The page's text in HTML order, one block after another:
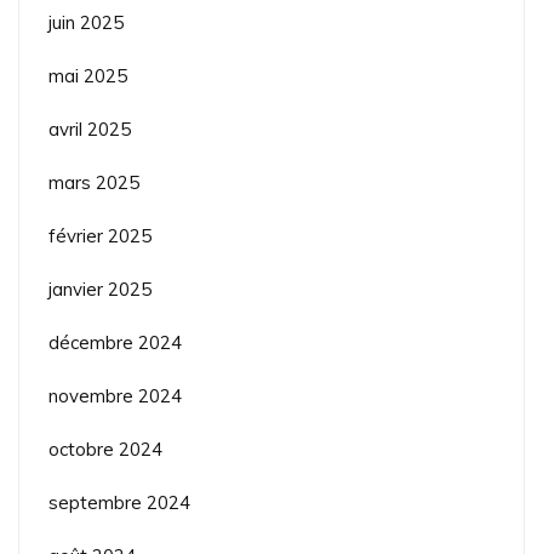
juin 2025
mai 2025
avril 2025
mars 2025
février 2025
janvier 2025
décembre 2024
novembre 2024
octobre 2024
septembre 2024